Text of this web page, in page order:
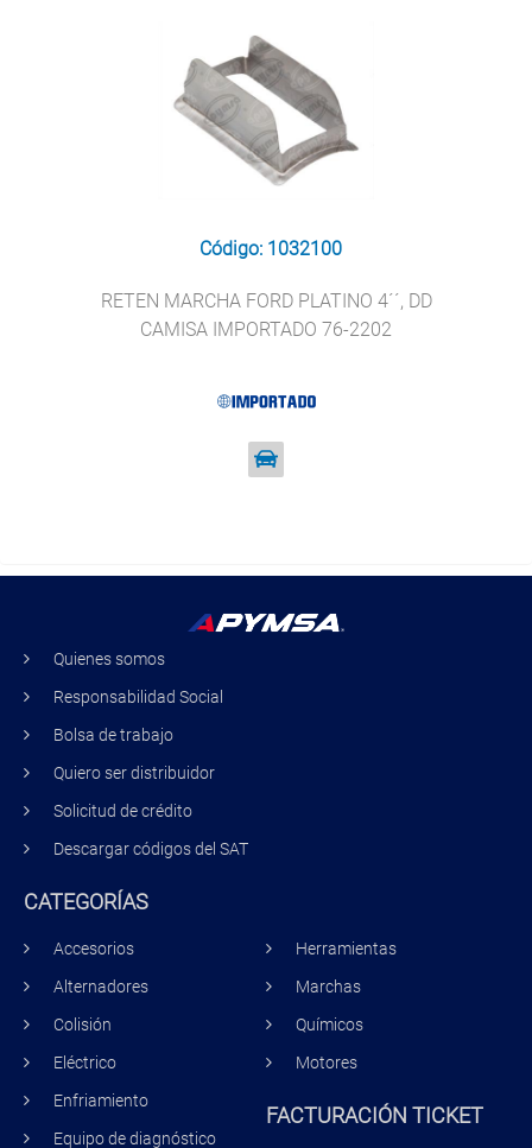
Código: 1032100
RETEN MARCHA FORD PLATINO 4´´, DD
CAMISA IMPORTADO 76-2202
Quienes somos
Responsabilidad Social
Bolsa de trabajo
Quiero ser distribuidor
Solicitud de crédito
Descargar códigos del SAT
CATEGORÍAS
Accesorios
Alternadores
Colisión
Eléctrico
Enfriamiento
Equipo de diagnóstico
Herramientas
Marchas
Químicos
Motores
FACTURACIÓN TICKET